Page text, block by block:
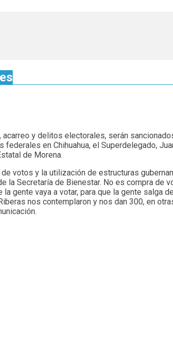
y delitos electorales, serán
en Chihuahua, el Superdelegado,
de Morena.
votos y la utilización de estructuras
la Secretaría de Bienestar. No es compra de
gente vaya a votar, para que la gente salga
nos contemplaron y nos dan 300, en